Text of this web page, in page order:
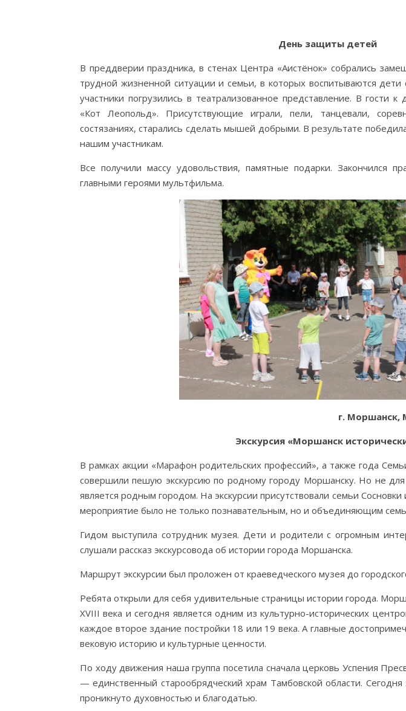
День защиты детей
В преддверии праздника, в стенах Центра «Аистёнок» собрались
трудной жизненной ситуации и семьи, в которых воспитываются дети
участники погрузились в театрализованное представление. В гости
«Кот Леопольд». Присутствующие играли, пели, танцевали,
состязаниях, старались сделать мышей добрыми. В результате
нашим участникам.
Все получили массу удовольствия, памятные подарки. Закончился
главными героями мультфильма.
г. Моршанск,
Экскурсия «Моршанск
В рамках акции «Марафон родительских профессий», а также года
совершили пешую экскурсию по родному городу Моршанску. Но не для
является родным городом. На экскурсии присутствовали семьи
мероприятие было не только познавательным, но и объединяющим
Гидом выступила сотрудник музея. Дети и родители с огромным
слушали рассказ экскурсовода об истории города Моршанска.
Маршрут экскурсии был проложен от краеведческого музея до
Ребята открыли для себя удивительные страницы истории города.
XVIII века и сегодня является одним из культурно-исторических
каждое второе здание постройки 18 или 19 века. А главные
вековую историю и культурные ценности.
По ходу движения наша группа посетила сначала церковь Успения
— единственный старообрядческий храм Тамбовской области.
проникнуто духовностью и благодатью.